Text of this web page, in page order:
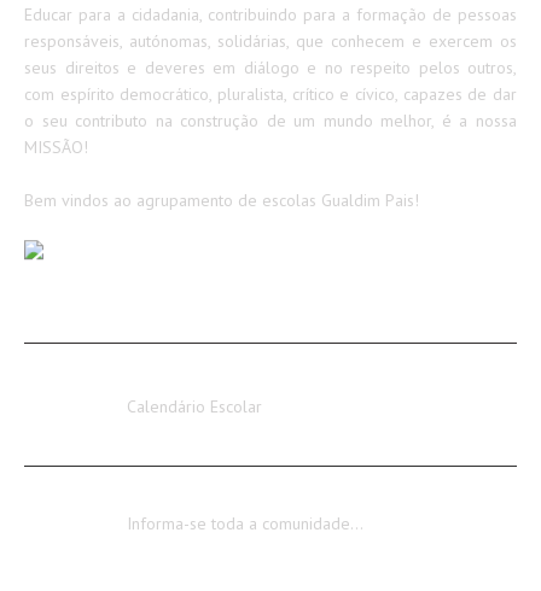
Educar para a cidadania, contribuindo para a formação de pessoas
responsáveis, autónomas, solidárias, que conhecem e exercem os
seus direitos e deveres em diálogo e no respeito pelos outros,
com espírito democrático, pluralista, crítico e cívico, capazes de dar
o seu contributo na construção de um mundo melhor, é a nossa
MISSÃO!
Bem vindos ao agrupamento de escolas Gualdim Pais!
Calendário Escolar
Informa-se toda a comunidade…